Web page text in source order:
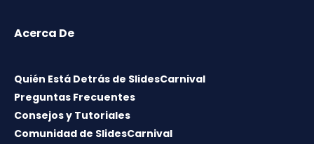
Acerca De
Quién Está Detrás de SlidesCarnival
Preguntas Frecuentes
Consejos y Tutoriales
Comunidad de SlidesCarnival